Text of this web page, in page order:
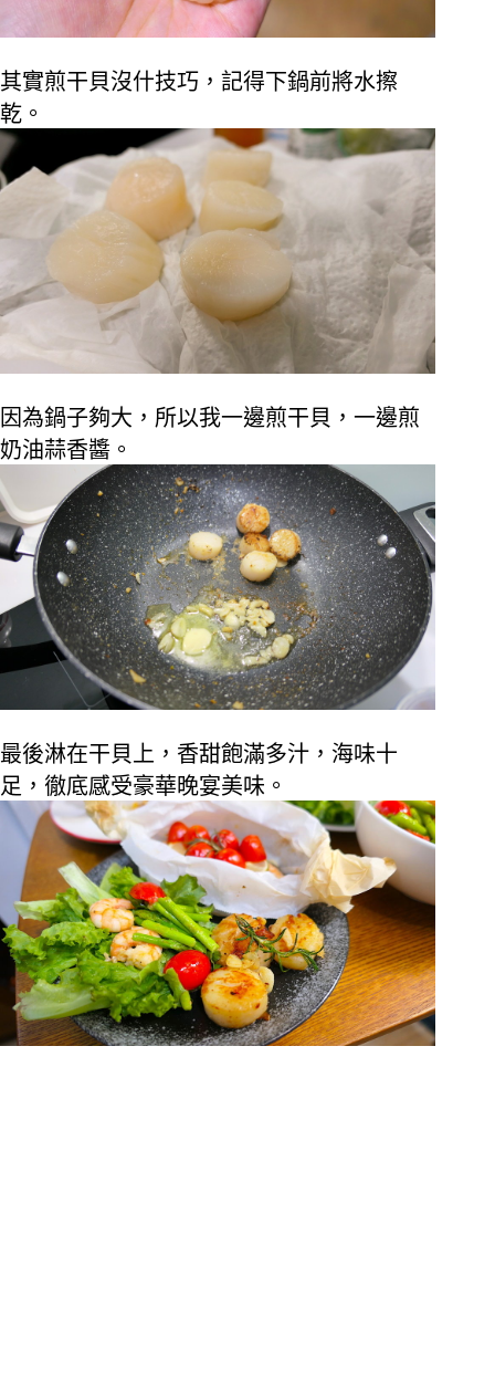
其實煎干貝沒什技巧，記得下鍋前將水擦
乾。
因為鍋子夠大，所以我一邊煎干貝，一邊煎
奶油蒜香醬。
最後淋在干貝上，香甜飽滿多汁，海味十
足，徹底感受豪華晚宴美味。